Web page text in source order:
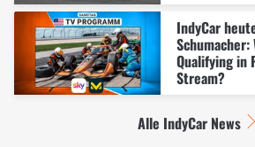
IndyCar
Qualifying in
Stream?
Alle IndyCar News